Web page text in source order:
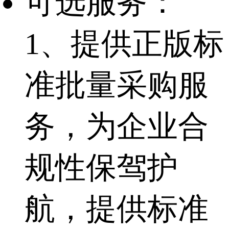
1、提供正版标
准批量采购服
务，为企业合
规性保驾护
航，提供标准